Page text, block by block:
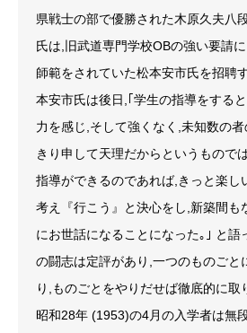
県戦士の部で優勝された木原久夫八
氏は,旧武道専門学校OBの強い要請
師範をされていた松本安市氏を招聘
本安市氏は後日,｢学生の指導をする
力を感じ,そして強くなく,未知数の
きり申して天理だからというもので
指導ができるのであれば,きっと楽し
考え『行こう』と決心をし,新築間も
にお世話になることになった｡｣ と語
の闘志は定評があり,一つのものごと
り,ものごとをやりだせば徹底的に取
昭和28年 (1953)の4月の入学者は無